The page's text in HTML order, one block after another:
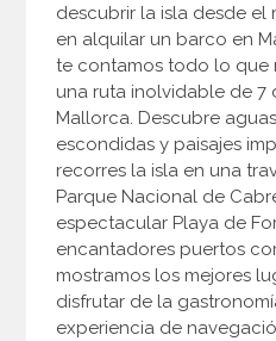
descubrir la isla desde el
en alquilar un barco en
te contamos todo lo que
una ruta inolvidable de 7
Mallorca. Descubre
escondidas y paisajes
recorres la isla en una
Parque Nacional de
espectacular Playa de
encantadores puertos
mostramos los mejores
disfrutar de la
experiencia de